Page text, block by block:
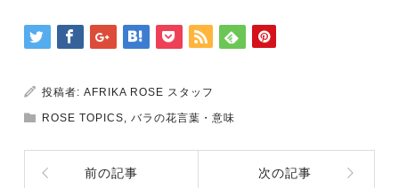
投稿者:AFRIKA ROSE スタッフ
ROSE TOPICS ,バラの花言葉・意味
前の記事 次の記事